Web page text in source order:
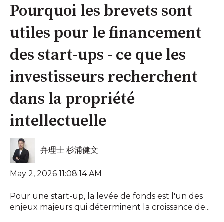
Pourquoi les brevets sont
utiles pour le financement
des start-ups - ce que les
investisseurs recherchent
dans la propriété
intellectuelle
弁理士 杉浦健文
May 2, 2026 11:08:14 AM
Pour une start-up, la levée de fonds est l'un des
enjeux majeurs qui déterminent la croissance de...